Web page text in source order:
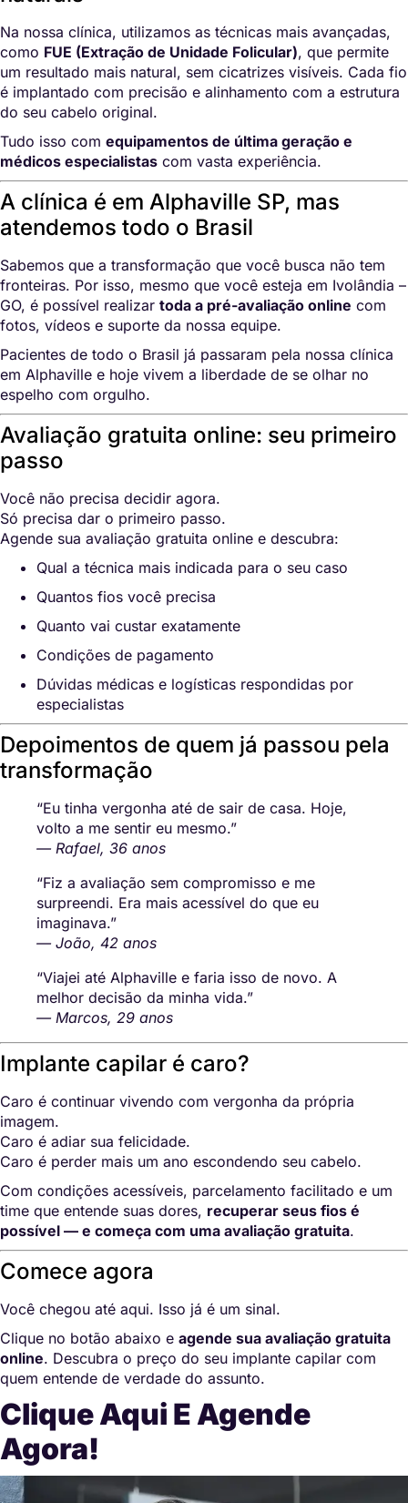
Na nossa clínica, utilizamos as técnicas mais avançadas,
como FUE (Extração de Unidade Folicular), que permite
um resultado mais natural, sem cicatrizes visíveis. Cada fio
é implantado com precisão e alinhamento com a estrutura
do seu cabelo original.
Tudo isso com equipamentos de última geração e
médicos especialistas com vasta experiência.
A clínica é em Alphaville SP, mas
atendemos todo o Brasil
Sabemos que a transformação que você busca não tem
fronteiras. Por isso, mesmo que você esteja em Ivolândia –
GO, é possível realizar toda a pré-avaliação online com
fotos, vídeos e suporte da nossa equipe.
Pacientes de todo o Brasil já passaram pela nossa clínica
em Alphaville e hoje vivem a liberdade de se olhar no
espelho com orgulho.
Avaliação gratuita online: seu primeiro
passo
Você não precisa decidir agora.
Só precisa dar o primeiro passo.
Agende sua avaliação gratuita online e descubra:
Qual a técnica mais indicada para o seu caso
Quantos fios você precisa
Quanto vai custar exatamente
Condições de pagamento
Dúvidas médicas e logísticas respondidas por
especialistas
Depoimentos de quem já passou pela
transformação
“Eu tinha vergonha até de sair de casa. Hoje,
volto a me sentir eu mesmo.”
— Rafael, 36 anos
“Fiz a avaliação sem compromisso e me
surpreendi. Era mais acessível do que eu
imaginava.”
— João, 42 anos
“Viajei até Alphaville e faria isso de novo. A
melhor decisão da minha vida.”
— Marcos, 29 anos
Implante capilar é caro?
Caro é continuar vivendo com vergonha da própria
imagem.
Caro é adiar sua felicidade.
Caro é perder mais um ano escondendo seu cabelo.
Com condições acessíveis, parcelamento facilitado e um
time que entende suas dores, recuperar seus fios é
possível — e começa com uma avaliação gratuita.
Comece agora
Você chegou até aqui. Isso já é um sinal.
Clique no botão abaixo e agende sua avaliação gratuita
online. Descubra o preço do seu implante capilar com
quem entende de verdade do assunto.
Clique Aqui E Agende
Agora!